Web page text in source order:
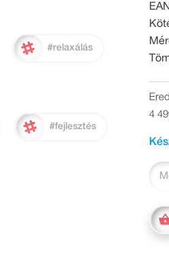
#relaxálás
#fejlesztés
4